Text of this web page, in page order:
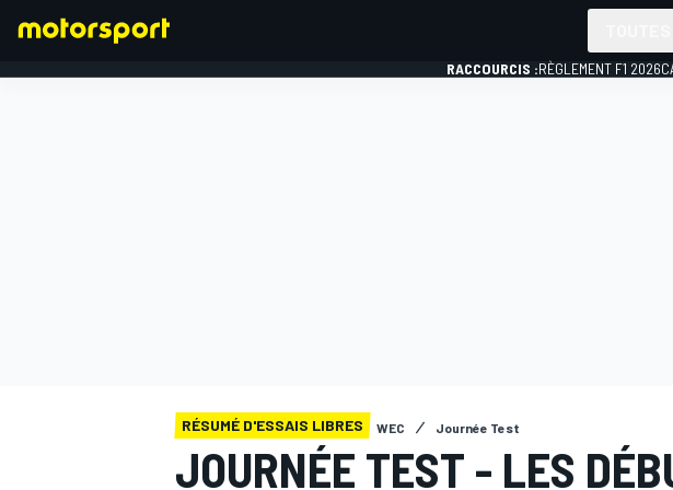
RACCOURCIS :RÈGLEMENT F1 2026
RÉSUMÉ D'ESSAIS LIBRES WEC Journée Test
JOURNÉE TEST - LES